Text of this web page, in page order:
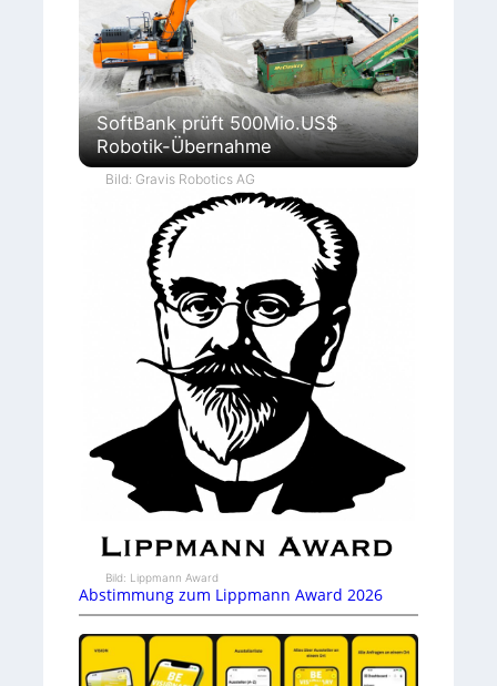
SoftBank prüft 500Mio.US$
Robotik-Übernahme
Bild: Gravis Robotics AG
Bild: Lippmann Award
Abstimmung zum Lippmann Award 2026